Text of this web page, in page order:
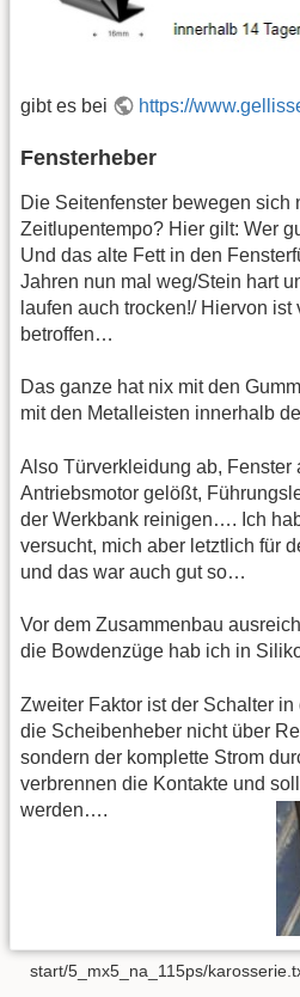
gibt es bei https://
Fensterheber
Die Seitenfenster bewegen sich
Zeitlupentempo? Hier gilt: Wer
Und das alte Fett in den
Jahren nun mal weg/Stein hart
laufen auch trocken!/ Hiervon
betroffen…
Das ganze hat nix mit den
mit den Metalleisten innerhalb
Also Türverkleidung ab, Fenster
Antriebsmotor gelößt,
der Werkbank reinigen…. Ich
versucht, mich aber letztlich für
und das war auch gut so…
Vor dem Zusammenbau
die Bowdenzüge hab ich in
Zweiter Faktor ist der Schalter
die Scheibenheber nicht über
sondern der komplette Strom
verbrennen die Kontakte und
werden….
start/5_mx5_na_115ps/